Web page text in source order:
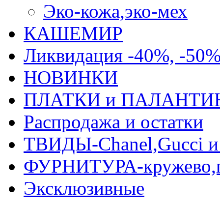
Эко-кожа,эко-мех
КАШЕМИР
Ликвидация -40%, -
НОВИНКИ
ПЛАТКИ и
Распродажа и остатки
ТВИДЫ-Сhanel,Gucci и
ФУРНИТУРА-
Эксклюзивные